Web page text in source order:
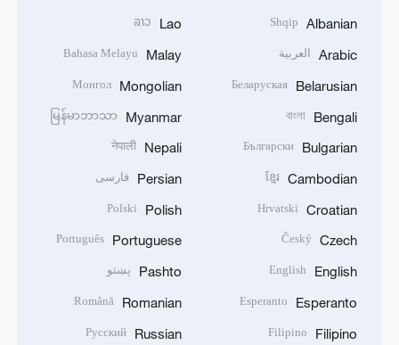
Albanian
Shqip
Arabic العربية
Belarusian
Беларуская
Bengali
বাংলা
Bulgarian
Български
Cambodian
ខ្មែរ
Croatian
Hrvatski
Czech
Český
English
English
Esperanto
Esperanto
Filipino
Filipino
Lao
ລາວ
Malay
Bahasa Melayu
Mongolian
Монгол
Myanmar
မြန်မာဘာသာ
Nepali
नेपाली
Persian فارسی
Polish
Polski
Portuguese
Português
Pashto پښتو
Romanian
Română
Russian
Русский